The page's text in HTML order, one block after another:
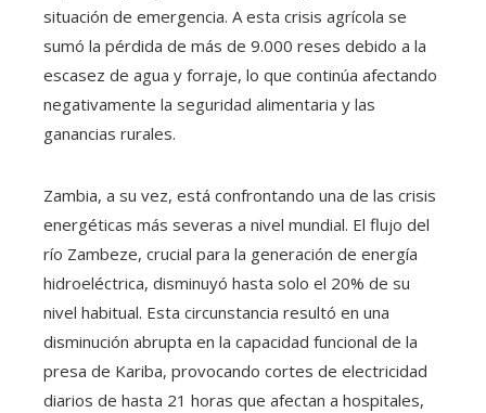
situación de emergencia. A esta crisis agrícola se
sumó la pérdida de más de 9.000 reses debido a la
escasez de agua y forraje, lo que continúa afectando
negativamente la seguridad alimentaria y las
ganancias rurales.
Zambia, a su vez, está confrontando una de las crisis
energéticas más severas a nivel mundial. El flujo del
río Zambeze, crucial para la generación de energía
hidroeléctrica, disminuyó hasta solo el 20% de su
nivel habitual. Esta circunstancia resultó en una
disminución abrupta en la capacidad funcional de la
presa de Kariba, provocando cortes de electricidad
diarios de hasta 21 horas que afectan a hospitales,